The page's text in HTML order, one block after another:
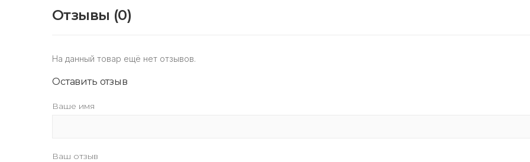
Отзывы (0)
На данный товар ещё нет отзывов.
Оставить отзыв
Ваше имя
Ваш отзыв